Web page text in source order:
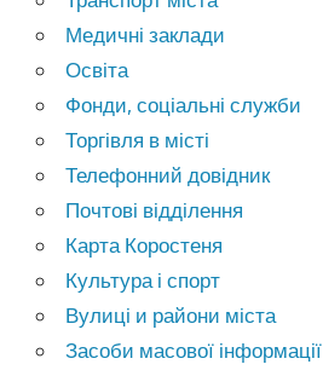
Медичні заклади
Освіта
Фонди, соціальні служби
Торгівля в місті
Телефонний довідник
Почтові відділення
Карта Коростеня
Культура і спорт
Вулиці и райони міста
Засоби масової інформації